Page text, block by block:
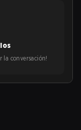
la conversación!